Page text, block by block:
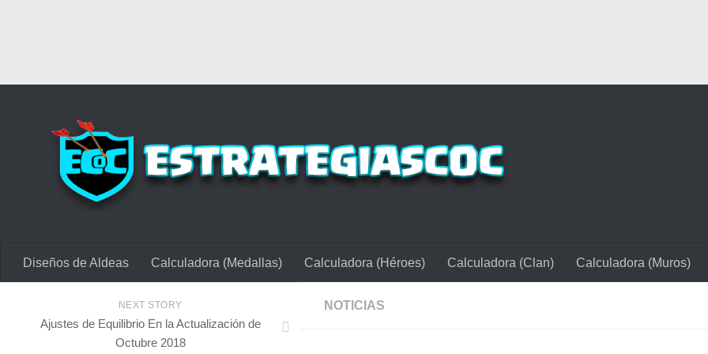
Diseños de Aldeas Calculadora (Medallas) Calculadora (Héroes) Calculadora (Clan) Calculadora (Muros)
NOTICIAS
NEXT STORY
Ajustes de Equilibrio En la Actualización de
Octubre 2018